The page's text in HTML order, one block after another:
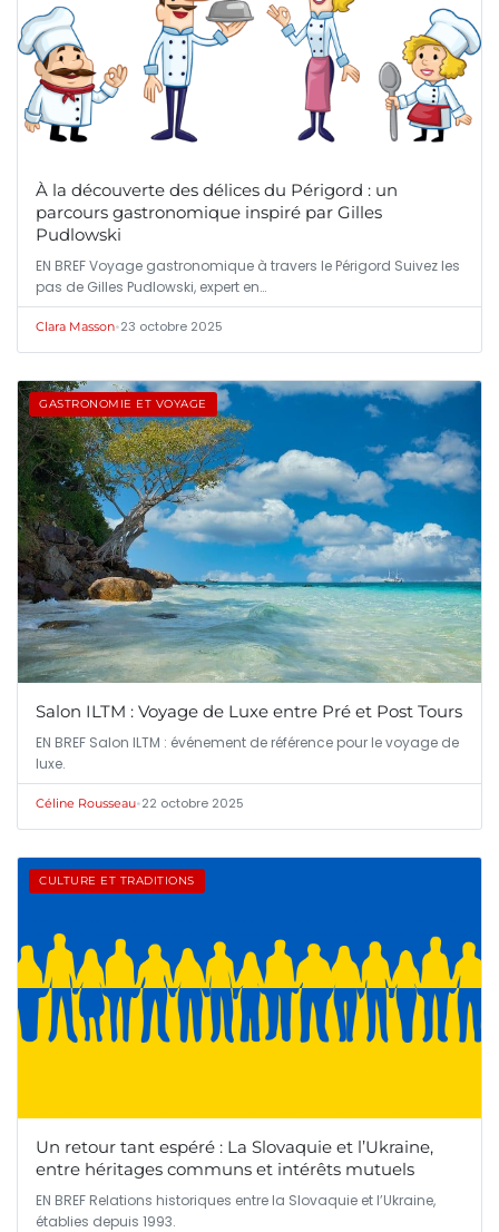
À la découverte des délices du Périgord : un
parcours gastronomique inspiré par Gilles
Pudlowski
EN BREF Voyage gastronomique à travers le Périgord Suivez les
pas de Gilles Pudlowski, expert en…
Clara Masson•23 octobre 2025
GASTRONOMIE ET VOYAGE
Salon ILTM : Voyage de Luxe entre Pré et Post Tours
EN BREF Salon ILTM : événement de référence pour le voyage de
luxe.
Céline Rousseau•22 octobre 2025
CULTURE ET TRADITIONS
Un retour tant espéré : La Slovaquie et l’Ukraine,
entre héritages communs et intérêts mutuels
EN BREF Relations historiques entre la Slovaquie et l’Ukraine,
établies depuis 1993.